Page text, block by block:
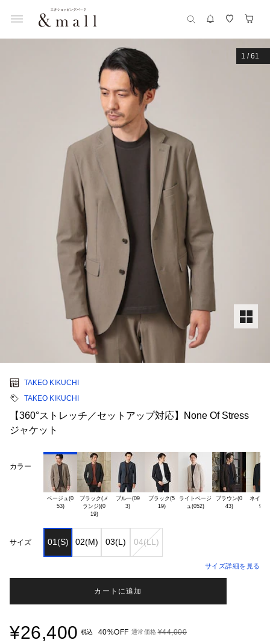
1 /61
TAKEO KIKUCHI
TAKEO KIKUCHI
【360°ストレッチ／セットアップ対応】None Of Stress
ジャケット
カラー
ベージュ(0
53)
ブラック(メ
ランジ)(0
19)
ブルー(09
ブラック(5
19)
ライトベージ
ブラウン(0
43)
ネイビ
サイズ 01(S) 02(M) 03(L) 04(LL)
サイズ詳細を見る
カートに追加
¥26,400 税込 40%OFF 通常価格 ¥44,000